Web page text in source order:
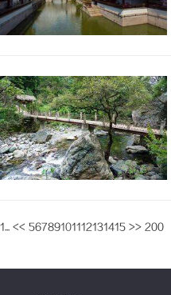
1... << 56789101112131415 >> 200